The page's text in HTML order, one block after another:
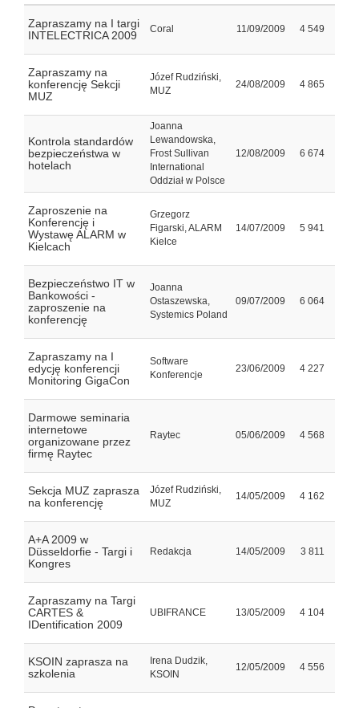
Zapraszamy na I targi
INTELECTRICA 2009
Coral 11/09/2009 4 549
Zapraszamy na
konferencję Sekcji
MUZ
Józef Rudziński,
MUZ
24/08/2009 4 865
Kontrola standardów
bezpieczeństwa w
hotelach
Joanna
Lewandowska,
Frost Sullivan
International
Oddział w Polsce
12/08/2009 6 674
Zaproszenie na
Konferencję i
Wystawę ALARM w
Kielcach
Grzegorz
Figarski, ALARM
Kielce
14/07/2009 5 941
Bezpieczeństwo IT w
Bankowości -
zaproszenie na
konferencję
Joanna
Ostaszewska,
Systemics Poland
09/07/2009 6 064
Zapraszamy na I
edycję konferencji
Monitoring GigaCon
Software
Konferencje
23/06/2009 4 227
Darmowe seminaria
internetowe
organizowane przez
firmę Raytec
Raytec 05/06/2009 4 568
Sekcja MUZ zaprasza
na konferencję
Józef Rudziński,
MUZ
14/05/2009 4 162
A+A 2009 w
Düsseldorfie - Targi i
Kongres
Redakcja 14/05/2009 3 811
Zapraszamy na Targi
CARTES &
IDentification 2009
UBIFRANCE 13/05/2009 4 104
KSOIN zaprasza na
szkolenia
Irena Dudzik,
KSOIN
12/05/2009 4 556